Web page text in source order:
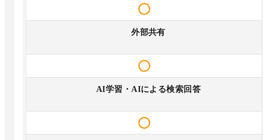
外部共有
AI学習・AIによる検索回答